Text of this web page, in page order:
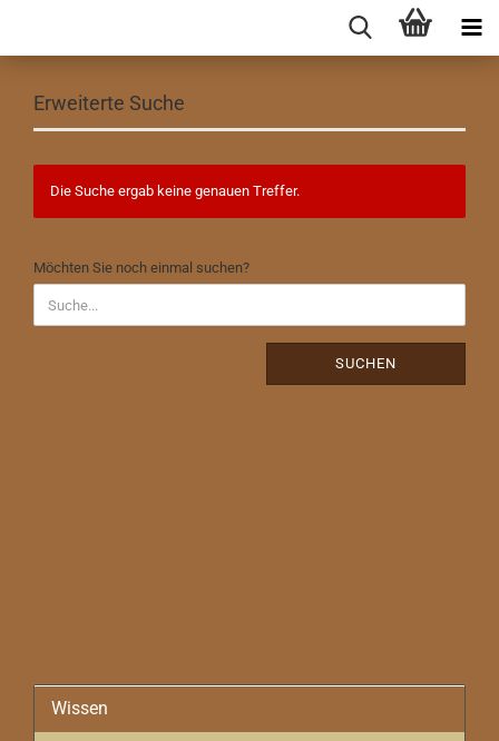
Erweiterte Suche
Die Suche ergab keine genauen Treffer.
MÖCHTEN
SIE
NOCH
EINMAL
Möchten Sie noch einmal suchen?
SUCHEN
Wissen